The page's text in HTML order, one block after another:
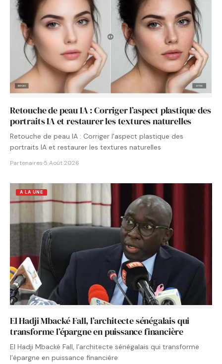
Retouche de peau IA : Corriger l’aspect plastique des
portraits IA et restaurer les textures naturelles
Retouche de peau IA : Corriger l'aspect plastique des
portraits IA et restaurer les textures naturelles
Partenaires·5 Août 2026
A LA UNE
El Hadji Mbacké Fall, l’architecte sénégalais qui
transforme l’épargne en puissance financière
El Hadji Mbacké Fall, l’architecte sénégalais qui transforme
l’épargne en puissance financière